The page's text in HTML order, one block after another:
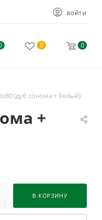
ВОЙТИ
0 0
(дуб сонома + белый)
+
В КОРЗИНУ